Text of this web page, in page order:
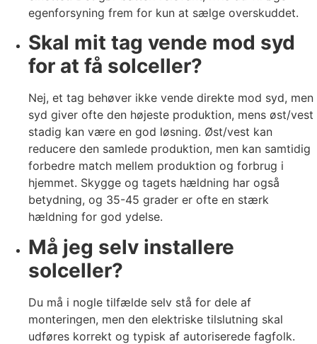
egenforsyning frem for kun at sælge overskuddet.
Skal mit tag vende mod syd
for at få solceller?
Nej, et tag behøver ikke vende direkte mod syd, men
syd giver ofte den højeste produktion, mens øst/vest
stadig kan være en god løsning. Øst/vest kan
reducere den samlede produktion, men kan samtidig
forbedre match mellem produktion og forbrug i
hjemmet. Skygge og tagets hældning har også
betydning, og 35-45 grader er ofte en stærk
hældning for god ydelse.
Må jeg selv installere
solceller?
Du må i nogle tilfælde selv stå for dele af
monteringen, men den elektriske tilslutning skal
udføres korrekt og typisk af autoriserede fagfolk.